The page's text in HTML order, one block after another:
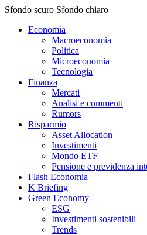
Sfondo scuro Sfondo chiaro
Economia
Macroeconomia
Politica
Microeconomia
Tecnologia
Finanza
Mercati
Analisi e commenti
Rumors
Risparmio
Asset Allocation
Investimenti
Mondo ETF
Pensione e previdenza
Flash Economia
K Briefing
Green Economy
ESG
Investimenti sostenibili
Trends